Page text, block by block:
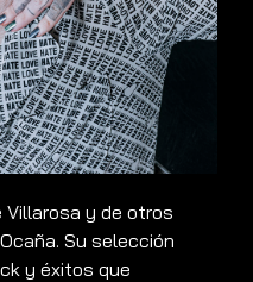
y de otros
Su selección
y éxitos que